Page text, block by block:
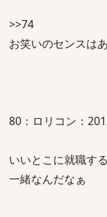
>>74
お笑いのセンスは
80：ロリコン：
いいとこに就職す
一緒なんだなぁ